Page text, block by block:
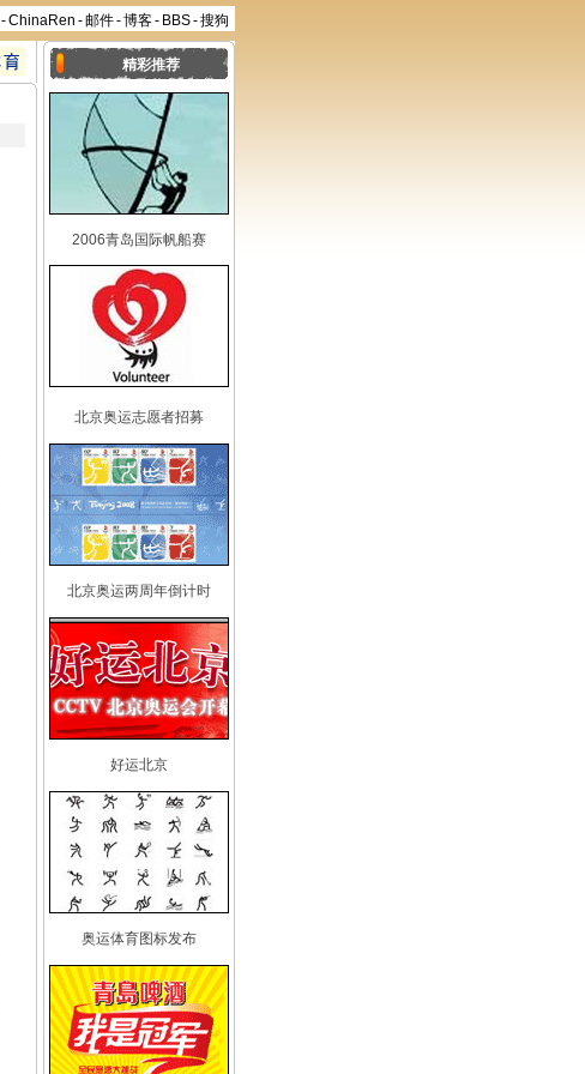
-ChinaRen -邮件-博客- BBS-搜狗
精彩推荐
2006青岛国际帆船赛
北京奥运志愿者招募
北京奥运两周年倒计时
好运北京
奥运体育图标发布